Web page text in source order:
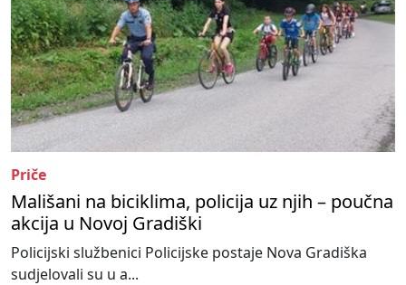
Priče
Mališani na biciklima, policija uz njih – poučna
akcija u Novoj Gradiški
Policijski službenici Policijske postaje Nova Gradiška
sudjelovali su u a...